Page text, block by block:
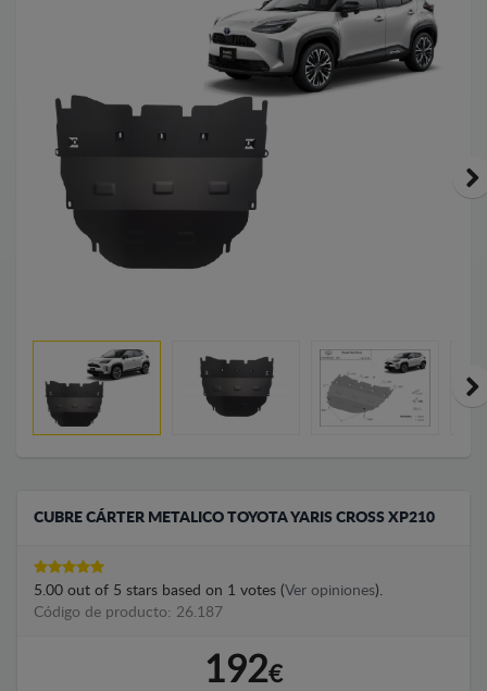
CUBRE CÁRTER METALICO TOYOTA YARIS CROSS XP210
5.00 out of 5 stars based on 1 votes (Ver opiniones).
Código de producto: 26.187
192€